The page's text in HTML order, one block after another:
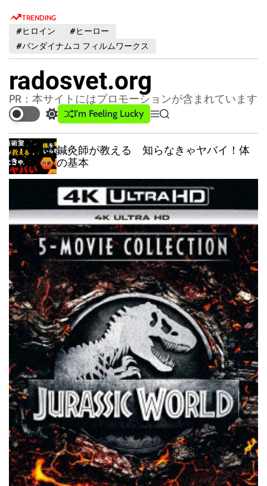
TRENDING
#ヒロイン
#ヒーロー
#バンダイナムコ フィルムワークス
radosvet.org
PR：本サイトにはプロモーションが含まれています
S
w
i
t
c
h
l
o
r
m
d
e
I'm Feeling Lucky
M
e
u
S
e
r
h
鍼灸師が教える 知らなきゃヤバイ！体
の基本